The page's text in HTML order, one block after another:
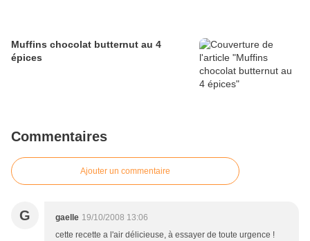
Muffins chocolat butternut au 4
épices
Commentaires
Ajouter un commentaire
G gaelle 19/10/2008 13:06
cette recette a l'air délicieuse, à essayer de toute urgence !